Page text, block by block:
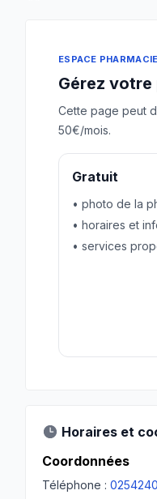
ESPACE
Gérez votre
Cette page peut
50€/mois.
Gratuit
• photo de la
• horaires et
• services
Horaires et
Coordonnées
Téléphone :